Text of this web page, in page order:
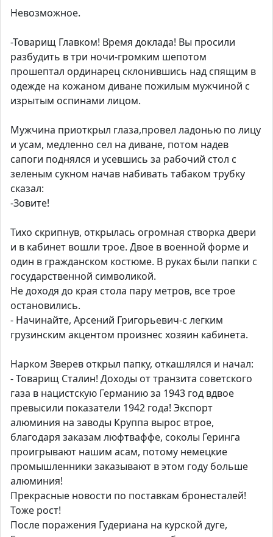
Невозможное.
-Товарищ Главком! Время доклада! Вы просили
разбудить в три ночи-громким шепотом
прошептал ординарец склонившись над спящим в
одежде на кожаном диване пожилым мужчиной с
изрытым оспинами лицом.
Мужчина приоткрыл глаза,провел ладонью по лицу
и усам, медленно сел на диване, потом надев
сапоги поднялся и усевшись за рабочий стол с
зеленым сукном начав набивать табаком трубку
сказал:
-Зовите!
Тихо скрипнув, открылась огромная створка двери
и в кабинет вошли трое. Двое в военной форме и
один в гражданском костюме. В руках были папки с
государственной символикой.
Не доходя до края стола пару метров, все трое
остановились.
- Начинайте, Арсений Григорьевич-с легким
грузинским акцентом произнес хозяин кабинета.
Нарком Зверев открыл папку, откашлялся и начал:
- Товарищ Сталин! Доходы от транзита советского
газа в нацистскую Германию за 1943 год вдвое
превысили показатели 1942 года! Экспорт
алюминия на заводы Круппа вырос втрое,
благодаря заказам люфтваффе, соколы Геринга
проигрывают нашим асам, потому немецкие
промышленники заказывают в этом году больше
алюминия!
Прекрасные новости по поставкам бронесталей!
Тоже рост!
После поражения Гудериана на курской дуге,